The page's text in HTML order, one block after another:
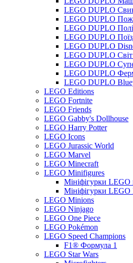
LEGO DUPLO
LEGO DUPLO
LEGO DUPLO
LEGO DUPLO
LEGO DUPLO
LEGO DUPLO
LEGO DUPLO
LEGO DUPLO
LEGO DUPLO
LEGO Editions
LEGO Fortnite
LEGO Friends
LEGO Gabby's Dollhouse
LEGO Harry Potter
LEGO Icons
LEGO Jurassic World
LEGO Marvel
LEGO Minecraft
LEGO Minifigures
Мініфігурки LEGO
Мініфігурки LEGO
LEGO Minions
LEGO Ninjago
LEGO One Piece
LEGO Pokémon
LEGO Speed Champions
F1® Формула 1
LEGO Star Wars